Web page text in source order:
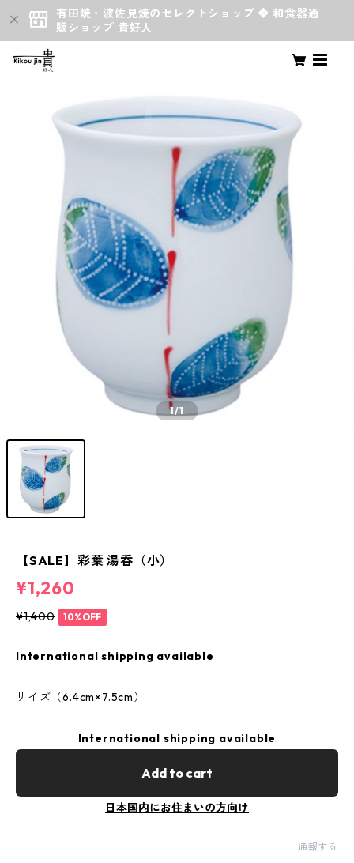
有田焼・波佐見焼のセレクトショップ ❖ 和食器通
販ショップ 貴好人
1/1
【SALE】彩葉 湯呑（小）
¥1,260
¥1,400 10%OFF
International shipping available
サイズ（6.4cm×7.5cm）
International shipping available
Add to cart
日本国内にお住まいの方向け
通報する